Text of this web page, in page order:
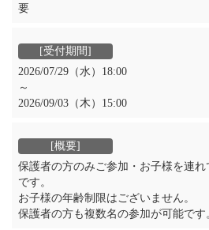
要
2026/07/29（水）18:00
～
2026/09/03（木）15:00
保護者の方のみご参加・お子様を連
です。
お子様の年齢制限はございません。
保護者の方も複数名の参加が可能です